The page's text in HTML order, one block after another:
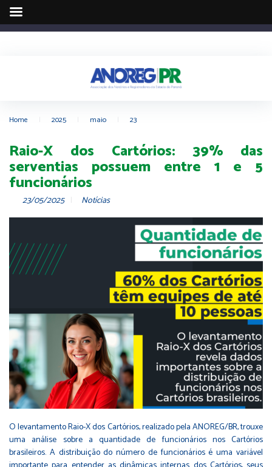
Home 2025 maio 23
Raio-X dos Cartórios: 39% das
serventias possuem entre 1 e 5
funcionários
23/05/2025 Notícias
O levantamento Raio-X dos Cartórios, realizado pela ANOREG/BR, trouxe
uma análise sobre a quantidade de funcionários nos Cartórios
brasileiros. A distribuição do número de funcionários é uma variável